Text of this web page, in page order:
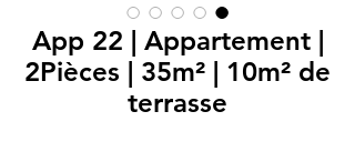
App 22 | Appartement |
2Pièces | 35m² | 10m² de
terrasse